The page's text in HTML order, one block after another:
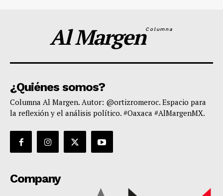
Al MargenColumna
¿Quiénes somos?
Columna Al Margen. Autor: @ortizromeroc. Espacio para
la reflexión y el análisis político. #Oaxaca #AlMargenMX.
Company